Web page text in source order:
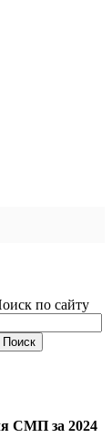
по сайту
СМП за 2024